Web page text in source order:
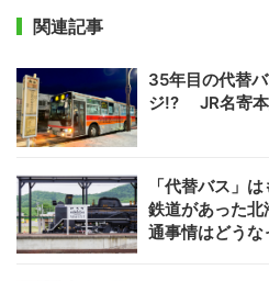
関連記事
35年目の代替
ジ!? JR名寄本
「代替バス」
鉄道があった
通事情はどうな